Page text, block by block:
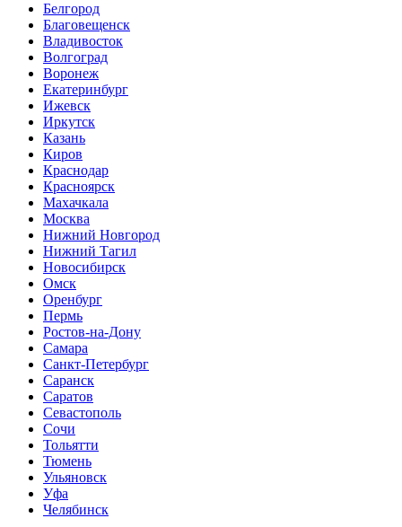
Белгород
Благовещенск
Владивосток
Волгоград
Воронеж
Екатеринбург
Ижевск
Иркутск
Казань
Киров
Краснодар
Красноярск
Махачкала
Москва
Нижний Новгород
Нижний Тагил
Новосибирск
Омск
Оренбург
Пермь
Ростов-на-Дону
Самара
Санкт-Петербург
Саранск
Саратов
Севастополь
Сочи
Тольятти
Тюмень
Ульяновск
Уфа
Челябинск